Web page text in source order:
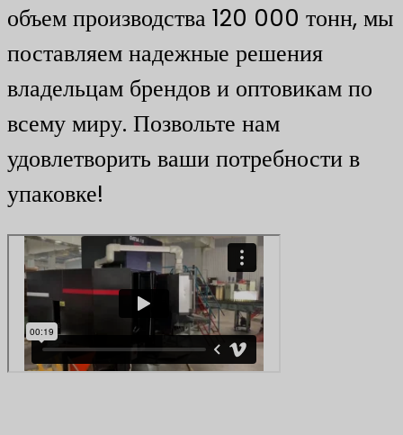
объем производства 120 000 тонн, мы
поставляем надежные решения
владельцам брендов и оптовикам по
всему миру. Позвольте нам
удовлетворить ваши потребности в
упаковке!